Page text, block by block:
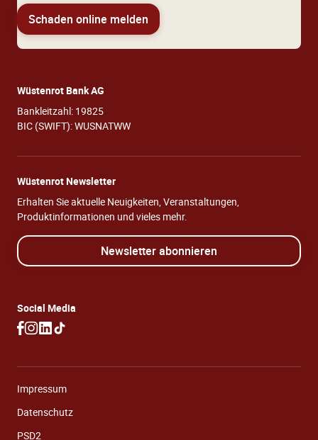
Schaden online melden
Wüstenrot Bank AG
Bankleitzahl: 19825
BIC (SWIFT): WUSNATWW
Wüstenrot Newsletter
Erhalten Sie aktuelle Neuigkeiten, Veranstaltungen,
Produktinformationen und vieles mehr.
Newsletter abonnieren
Social Media
Impressum
Datenschutz
PSD2